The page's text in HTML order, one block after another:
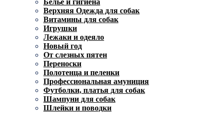
Белье и гигиена
Верхняя Одежда для собак
Витамины для собак
Игрушки
Лежаки и одеяло
Новый год
От слезных пятен
Переноски
Полотенца и пеленки
Профессиональная амуниция
Футболки, платья для собак
Шампуни для собак
Шлейки и поводки